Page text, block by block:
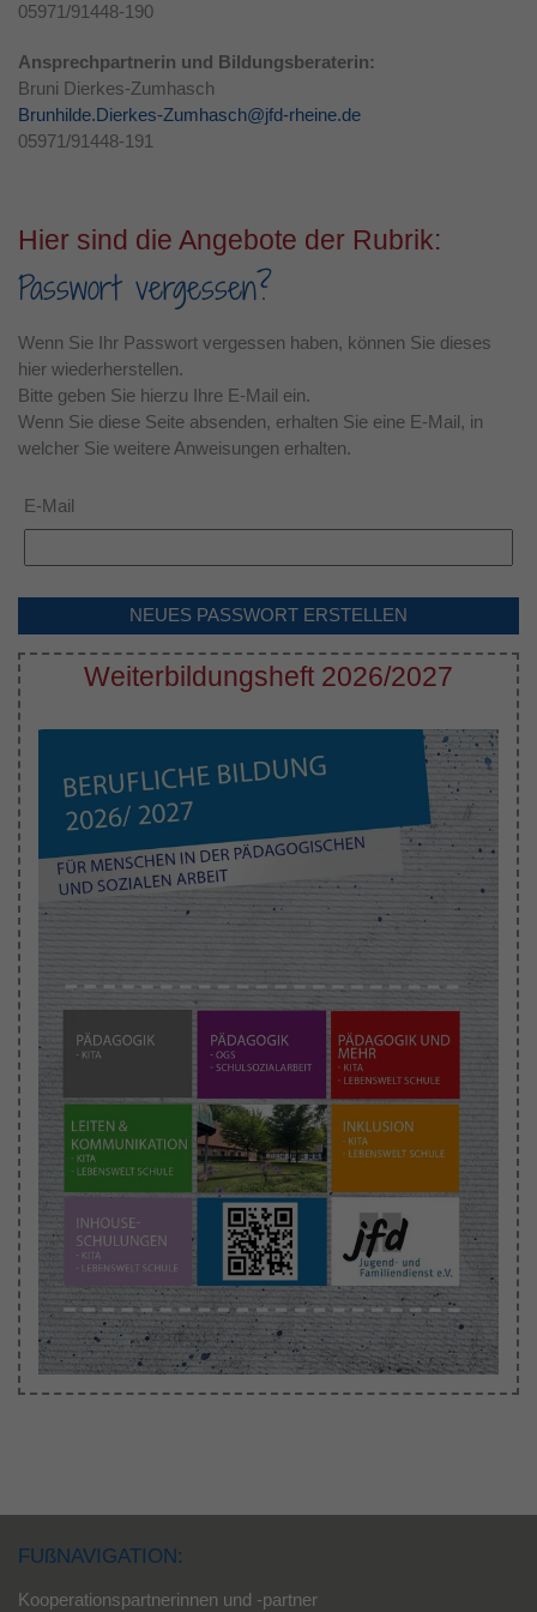
05971/91448-190
Ansprechpartnerin und Bildungsberaterin:
Bruni Dierkes-Zumhasch
Brunhilde.Dierkes-Zumhasch@jfd-rheine.de
05971/91448-191
Hier sind die Angebote der Rubrik:
Passwort vergessen?
Wenn Sie Ihr Passwort vergessen haben, können Sie dieses
hier wiederherstellen.
Bitte geben Sie hierzu Ihre E-Mail ein.
Wenn Sie diese Seite absenden, erhalten Sie eine E-Mail, in
welcher Sie weitere Anweisungen erhalten.
E-Mail
NEUES PASSWORT ERSTELLEN
Weiterbildungsheft 2026/2027
FUßNAVIGATION:
Kooperationspartnerinnen und -partner
Zweck
Dieses Cookie wird verwendet, um Ihre
Cookie-Einstellungen für diese Website zu